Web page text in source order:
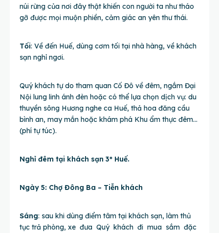
núi rừng của nơi đây thật khiến con người ta như tháo
gỡ được mọi muộn phiền, cảm giác an yên thư thái.
Tối: Về đến Huế, dùng cơm tối tại nhà hàng, về khách
sạn nghỉ ngơi.
Quý khách tự do tham quan Cố Đô về đêm, ngắm Đại
Nội lung linh ánh đèn hoặc có thể lựa chọn dịch vụ: du
thuyền sông Hương nghe ca Huế, thả hoa đăng cầu
bình an, may mắn hoặc khám phá Khu ẩm thực đêm…
(phí tự túc).
Nghỉ đêm tại khách sạn 3* Huế.
Ngày 5: Chợ Đông Ba – Tiễn khách
Sáng: sau khi dùng điểm tâm tại khách sạn, làm thủ
tục trả phòng, xe đưa Quý khách đi mua sắm đặc